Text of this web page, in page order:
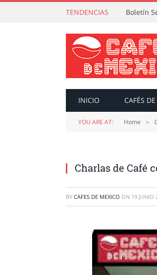
TENDENCIAS Boletín
INICIO CAFÉS
YOU ARE AT: Home »
Charlas de Café
BY CAFES DE MEXICO ON 19 JUNIO